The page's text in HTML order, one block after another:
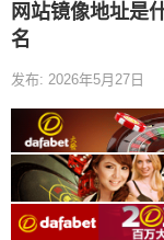
网站镜像地址是
名
发布: 2026年5月27日